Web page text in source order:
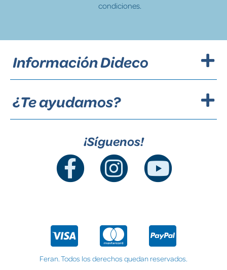
condiciones.
Información Dideco
¿Te ayudamos?
¡Síguenos!
Feran. Todos los derechos quedan reservados.